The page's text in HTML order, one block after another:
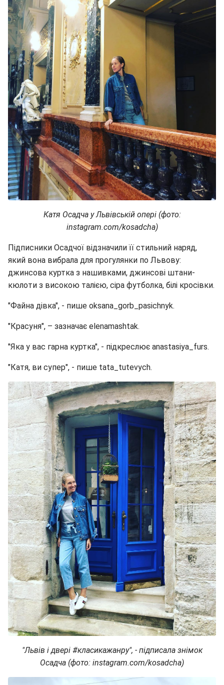
Катя Осадча у Львівській опері (фото:
instagram.com/kosadcha)
Підписники Осадчої відзначили її стильний наряд,
який вона вибрала для прогулянки по Львову:
джинсова куртка з нашивками, джинсові штани-
кюлоти з високою талією, сіра футболка, білі кросівки.
"Файна дівка", - пише oksana_gorb_pasichnyk.
"Красуня", – зазначає elenamashtak.
"Яка у вас гарна куртка", - підкреслює anastasiya_furs.
"Катя, ви супер", - пише tata_tutevych.
"Львів і двері #класикажанру", - підписала знімок
Осадча (фото: instagram.com/kosadcha)